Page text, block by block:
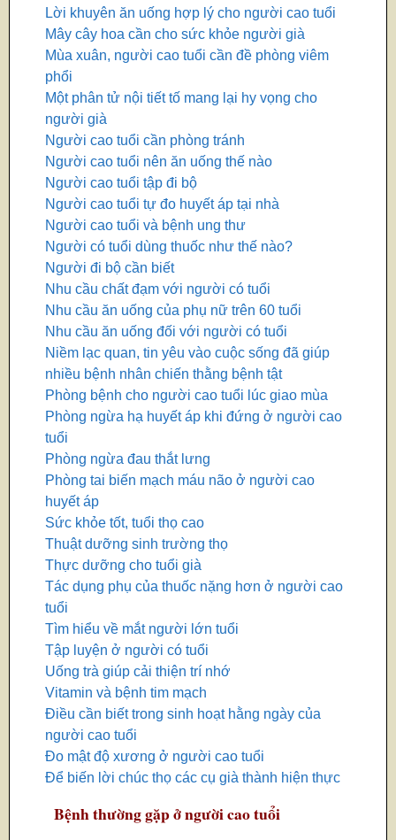
Lời khuyên ăn uống hợp lý cho người cao tuổi
Mây cây hoa cần cho sức khỏe người già
Mùa xuân, người cao tuổi cần đề phòng viêm
phổi
Một phân tử nội tiết tố mang lại hy vọng cho
người già
Người cao tuổi cần phòng tránh
Người cao tuổi nên ăn uống thế nào
Người cao tuổi tập đi bộ
Người cao tuổi tự đo huyết áp tại nhà
Người cao tuổi và bệnh ung thư
Người có tuổi dùng thuốc như thế nào?
Người đi bộ cần biết
Nhu cầu chất đạm với người có tuổi
Nhu cầu ăn uống của phụ nữ trên 60 tuổi
Nhu cầu ăn uống đối với người có tuổi
Niềm lạc quan, tin yêu vào cuộc sống đã giúp
nhiều bệnh nhân chiến thằng bệnh tật
Phòng bệnh cho người cao tuổi lúc giao mùa
Phòng ngừa hạ huyết áp khi đứng ở người cao
tuổi
Phòng ngừa đau thắt lưng
Phòng tai biến mạch máu não ở người cao
huyết áp
Sức khỏe tốt, tuổi thọ cao
Thuật dưỡng sinh trường thọ
Thực dưỡng cho tuổi già
Tác dụng phụ của thuốc nặng hơn ở người cao
tuổi
Tìm hiểu về mắt người lớn tuổi
Tập luyện ở người có tuổi
Uống trà giúp cải thiện trí nhớ
Vitamin và bệnh tim mạch
Điều cần biết trong sinh hoạt hằng ngày của
người cao tuổi
Đo mật độ xương ở người cao tuổi
Để biến lời chúc thọ các cụ già thành hiện thực
Bệnh thường gặp ở người cao tuổi